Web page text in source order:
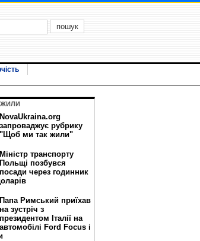
NovaUkraina.org
запроваджує рубрику
"Щоб ми так жили"
Міністр транспорту
Польщі позбувся
посади через годинник
Папа Римський приїхав
на зустріч з
президентом Італії на
автомобілі Ford Focus і